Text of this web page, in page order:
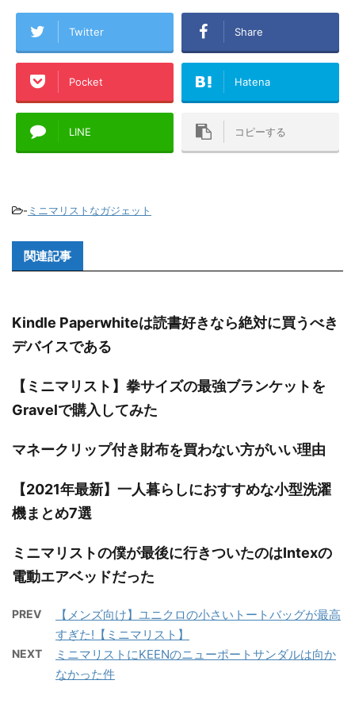
Twitter Share
Pocket Hatena
LINE コピーする
- ミニマリストなガジェット
関連記事
Kindle Paperwhiteは読書好きなら絶対に買うべき
デバイスである
【ミニマリスト】拳サイズの最強ブランケットを
Gravelで購入してみた
マネークリップ付き財布を買わない方がいい理由
【2021年最新】一人暮らしにおすすめな小型洗濯
機まとめ7選
ミニマリストの僕が最後に行きついたのはIntexの
電動エアベッドだった
PREV
【メンズ向け】ユニクロの小さいトートバッグが最高
すぎた!【ミニマリスト】
NEXT
ミニマリストにKEENのニューポートサンダルは向か
なかった件